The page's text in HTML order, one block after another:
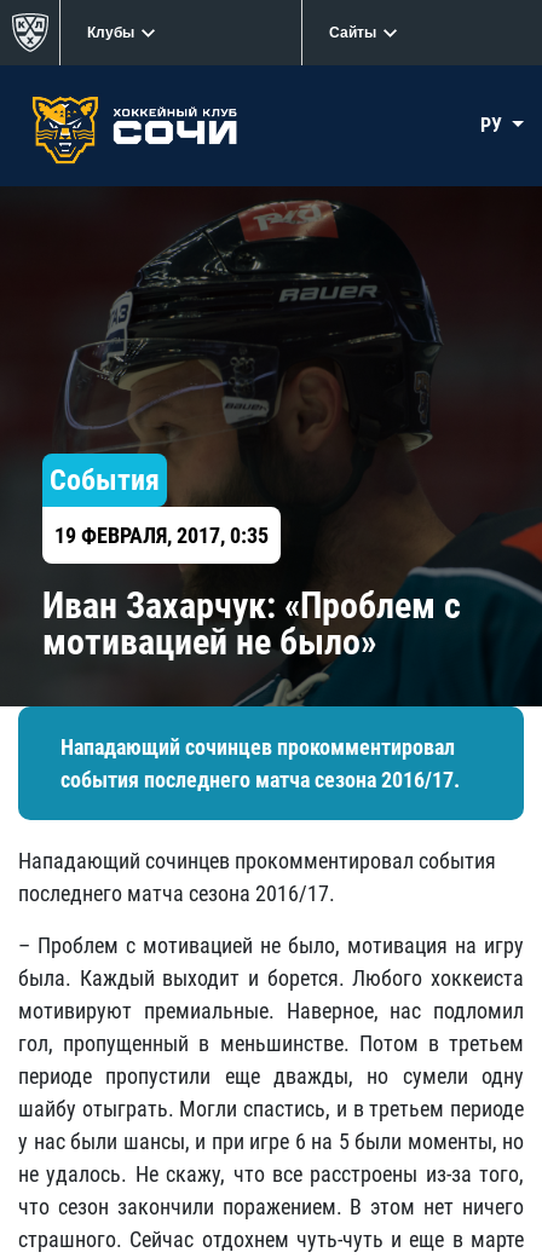
Клубы Сайты
РУ
События
19 ФЕВРАЛЯ, 2017, 0:35
Иван Захарчук: «Проблем с
мотивацией не было»
Нападающий сочинцев прокомментировал
события последнего матча сезона 2016/17.
Нападающий сочинцев прокомментировал события
последнего матча сезона 2016/17.
– Проблем с мотивацией не было, мотивация на игру
была. Каждый выходит и борется. Любого хоккеиста
мотивируют премиальные. Наверное, нас подломил
гол, пропущенный в меньшинстве. Потом в третьем
периоде пропустили еще дважды, но сумели одну
шайбу отыграть. Могли спастись, и в третьем периоде
у нас были шансы, и при игре 6 на 5 были моменты, но
не удалось. Не скажу, что все расстроены из-за того,
что сезон закончили поражением. В этом нет ничего
страшного. Сейчас отдохнем чуть-чуть и еще в марте